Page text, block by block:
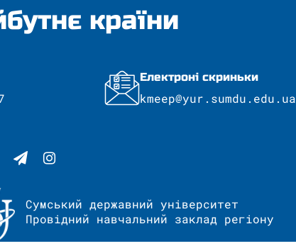
країни
Електроні скриньки
kmeep@yur.sumdu.edu.ua
Сумський державний університет
Провідний навчальний заклад регіону